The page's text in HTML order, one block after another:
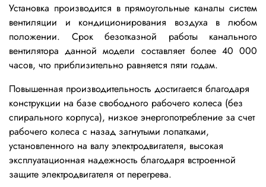
Установка производится в прямоугольные каналы систем
вентиляции и кондиционирования воздуха в любом
положении. Срок безотказной работы канального
вентилятора данной модели составляет более 40 000
часов, что приблизительно равняется пяти годам.
Повышенная производительность достигается благодаря
конструкции на базе свободного рабочего колеса (без
спирального корпуса), низкое энергопотребление за счет
рабочего колеса с назад загнутыми лопатками,
установленного на валу электродвигателя, высокая
эксплуатационная надежность благодаря встроенной
защите электродвигателя от перегрева.